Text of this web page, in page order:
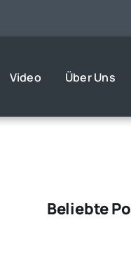
Video Über Uns
Beliebte